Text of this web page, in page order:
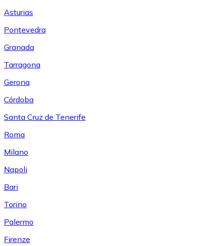
Asturias
Pontevedra
Granada
Tarragona
Gerona
Córdoba
Santa Cruz de Tenerife
Roma
Milano
Napoli
Bari
Torino
Palermo
Firenze